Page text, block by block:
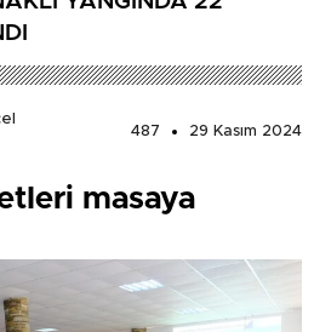
487
29 Kasım 2024
masaya